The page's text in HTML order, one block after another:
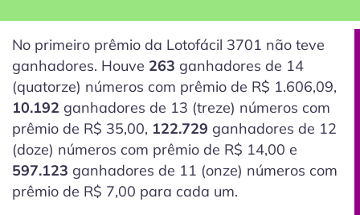
No primeiro prêmio da Lotofácil 3701 não teve
ganhadores. Houve 263 ganhadores de 14
(quatorze) números com prêmio de R$ 1.606,09,
10.192 ganhadores de 13 (treze) números com
prêmio de R$ 35,00, 122.729 ganhadores de 12
(doze) números com prêmio de R$ 14,00 e
597.123 ganhadores de 11 (onze) números com
prêmio de R$ 7,00 para cada um.